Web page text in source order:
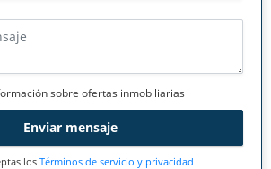
sobre ofertas inmobiliarias
Enviar mensaje
los Términos de servicio y privacidad